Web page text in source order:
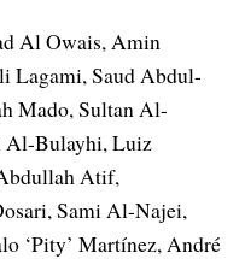
Al Owais, Amin
Lagami, Saud Abdul-
Mado, Sultan Al-
Al-Bulayhi, Luiz
Atif,
Sami Al-Najei,
‘Pity’ Martínez, André